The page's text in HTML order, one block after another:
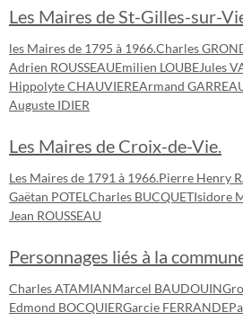
Les Maires de St-Gilles-sur-
les Maires de 1795 à 1966.Charles
Adrien ROUSSEAUEmilien LOUBEJules
Hippolyte CHAUVIEREArmand
Auguste IDIER
Les Maires de Croix-de-Vie.
Les Maires de 1791 à 1966.Pierre Henry
Gaëtan POTEL Charles BUCQUETIsidore
Jean ROUSSEAU
Personnages liés à la
Charles ATAMIANMarcel BAUDOUIN
Edmond BOCQUIERGarcie FERRANDE